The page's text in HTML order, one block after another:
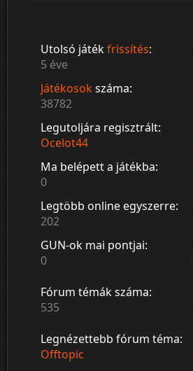
Utolsó játékfrissítés:
5 éve
Játékosokszáma:
38782
Legutoljára regisztrált:
Ocelot44
Ma belépett a játékba:
0
Legtöbb online egyszerre:
202
GUN-ok mai pontjai:
0
Fórum témák száma:
535
Legnézettebb fórum téma:
Offtopic